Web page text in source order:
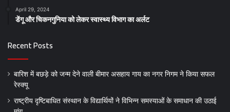
April 29, 2024
डेंगू और चिकनगुनिया को लेकर स्वास्थ्य विभाग का अर्लट
Recent Posts
बारिश में बछड़े को जन्म देने वाली बीमार असहाय गाय का नगर निगम ने किया सफल
रेस्क्यू
राष्ट्रीय दृष्टिबाधित संस्थान के विद्यार्थियों ने विभिन्न समस्याओं के समाधान की उठाई